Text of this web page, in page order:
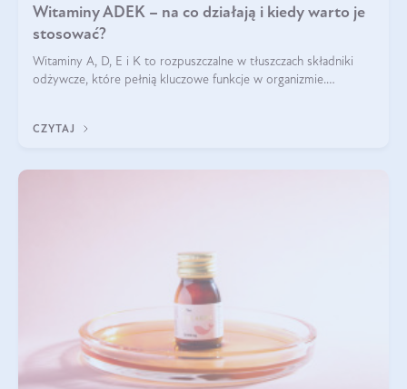
Witaminy ADEK – na co działają i kiedy warto je
stosować?
Witaminy A, D, E i K to rozpuszczalne w tłuszczach składniki
odżywcze, które pełnią kluczowe funkcje w organizmie.
CZYTAJ